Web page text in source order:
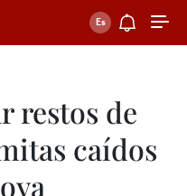
restos de
caídos